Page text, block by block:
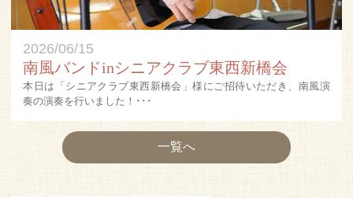
2026/06/15
南風バンドinシニアクラブ東西新橋会
本日は「シニアクラブ東西新橋会」様にご招待いただき、南風演
奏の演奏を行いました！･･･
一覧へ